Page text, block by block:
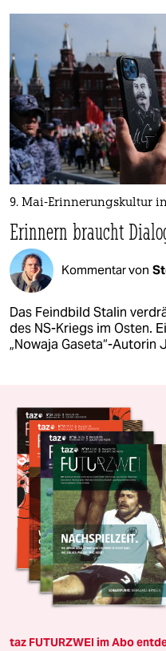
9. Mai-Erinnerungskultur
Erinnern braucht
Kommentar von
Das Feindbild Stalin
des NS-Kriegs im Osten.
„Nowaja Gaseta“-Autorin
taz FUTURZWEI im Abo